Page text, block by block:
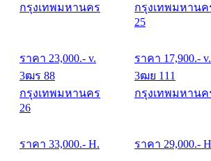
กรุงเทพมหานคร
ราคา 23,000.- v.
กรุงเทพมหานค
25
ราคา 17,900.- v.
3ฒร 88
กรุงเทพมหานคร
26
ราคา 33,000.- H.
3ฒย 111
กรุงเทพมหานค
ราคา 29,000.-